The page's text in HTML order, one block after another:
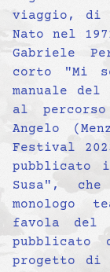
viaggio, di
Nato nel
Gabriele
corto "Mi
manuale
al
Angelo
Festival
Susa",
monologo
favola
pubblicato
progetto di